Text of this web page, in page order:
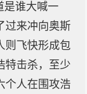
是谁大喊一
过来冲向奥斯
则飞快形成包
特击杀，至少
个人在围攻浩